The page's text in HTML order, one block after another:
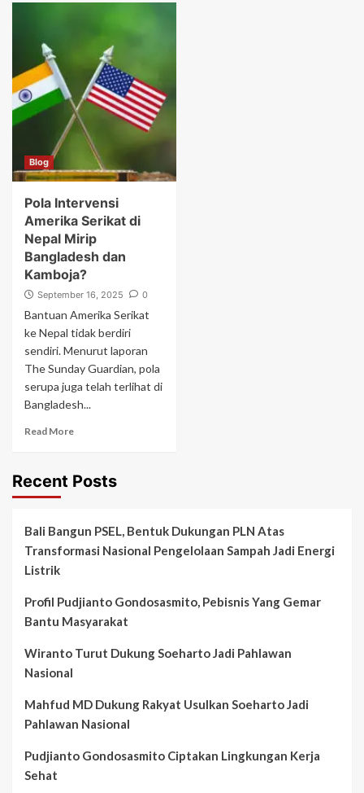
Blog
Pola Intervensi
Amerika Serikat di
Nepal Mirip
Bangladesh dan
Kamboja?
September 16, 2025 0
Bantuan Amerika Serikat
ke Nepal tidak berdiri
sendiri. Menurut laporan
The Sunday Guardian, pola
serupa juga telah terlihat di
Bangladesh...
Read More
Recent Posts
Bali Bangun PSEL, Bentuk Dukungan PLN Atas
Transformasi Nasional Pengelolaan Sampah Jadi Energi
Listrik
Profil Pudjianto Gondosasmito, Pebisnis Yang Gemar
Bantu Masyarakat
Wiranto Turut Dukung Soeharto Jadi Pahlawan
Nasional
Mahfud MD Dukung Rakyat Usulkan Soeharto Jadi
Pahlawan Nasional
Pudjianto Gondosasmito Ciptakan Lingkungan Kerja
Sehat